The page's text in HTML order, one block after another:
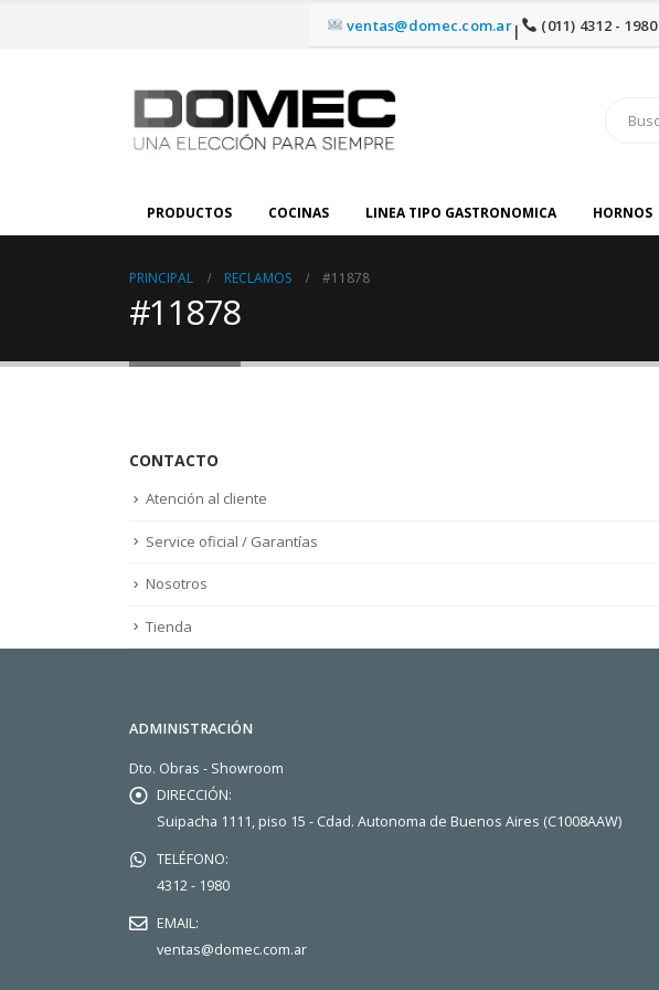
ventas@domec.com.ar| (011) 4312 - 1980
PRODUCTOS COCINAS LINEA TIPO GASTRONOMICA HORNOS
PRINCIPAL RECLAMOS #11878
#11878
CONTACTO
Atención al cliente
Service oficial / Garantías
Nosotros
Tienda
ADMINISTRACIÓN
Dto. Obras - Showroom
DIRECCIÓN:
Suipacha 1111, piso 15 - Cdad. Autonoma de Buenos Aires (C1008AAW)
TELÉFONO:
4312 - 1980
EMAIL:
ventas@domec.com.ar